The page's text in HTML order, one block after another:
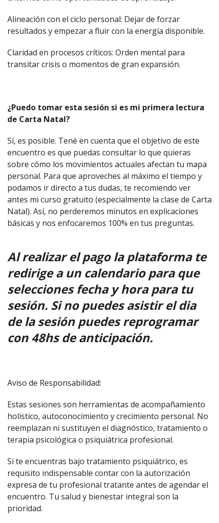
Alineación con el ciclo personal: Dejar de forzar
resultados y empezar a fluir con la energía disponible.
Claridad en procesos críticos: Orden mental para
transitar crisis o momentos de gran expansión.
¿Puedo tomar esta sesión si es mi primera lectura
de Carta Natal?
Sí, es posible. Tené en cuenta que el objetivo de este
encuentro es que puedas consultar lo que quieras
sobre cómo los movimientos actuales afectan tu mapa
personal. Para que aproveches al máximo el tiempo y
podamos ir directo a tus dudas, te recomiendo ver
antes mi curso gratuito (especialmente la clase de Carta
Natal). Así, no perderemos minutos en explicaciones
básicas y nos enfocaremos 100% en tus preguntas.
Al realizar el pago la plataforma te
redirige a un calendario para que
selecciones fecha y hora para tu
sesión. Si no puedes asistir el dia
de la sesión puedes reprogramar
con 48hs de anticipación.
Aviso de Responsabilidad:
Estas sesiones son herramientas de acompañamiento
holístico, autoconocimiento y crecimiento personal. No
reemplazan ni sustituyen el diagnóstico, tratamiento o
terapia psicológica o psiquiátrica profesional.
Si te encuentras bajo tratamiento psiquiátrico, es
requisito indispensable contar con la autorización
expresa de tu profesional tratante antes de agendar el
encuentro. Tu salud y bienestar integral son la
prioridad.